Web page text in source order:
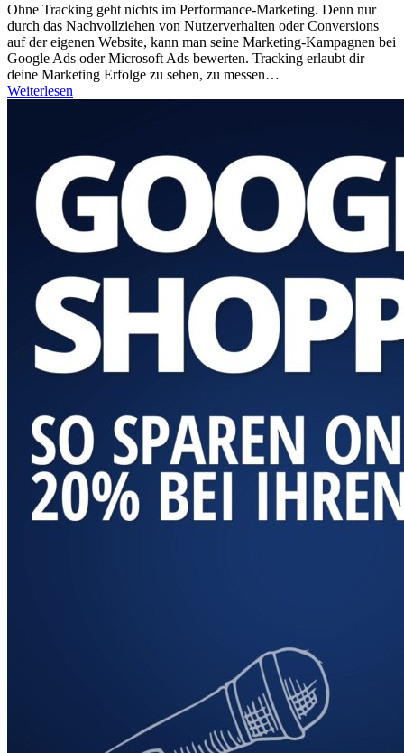
Ohne Tracking geht nichts im Performance-Marketing. Denn nur
durch das Nachvollziehen von Nutzerverhalten oder Conversions
auf der eigenen Website, kann man seine Marketing-Kampagnen bei
Google Ads oder Microsoft Ads bewerten. Tracking erlaubt dir
deine Marketing Erfolge zu sehen, zu messen…
Weiterlesen